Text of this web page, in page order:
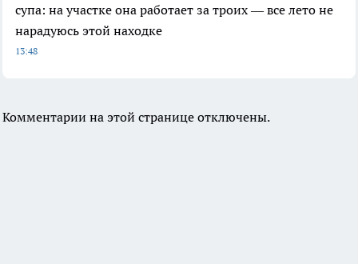
супа: на участке она работает за троих — все лето не
нарадуюсь этой находке
13:48
Комментарии на этой странице отключены.